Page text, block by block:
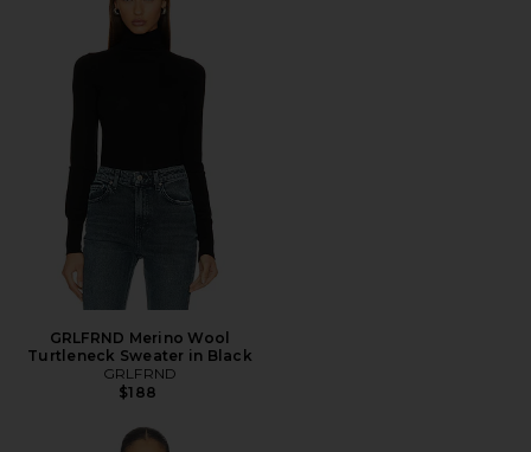
GRLFRND Merino Wool
Turtleneck Sweater in Black
GRLFRND
$188